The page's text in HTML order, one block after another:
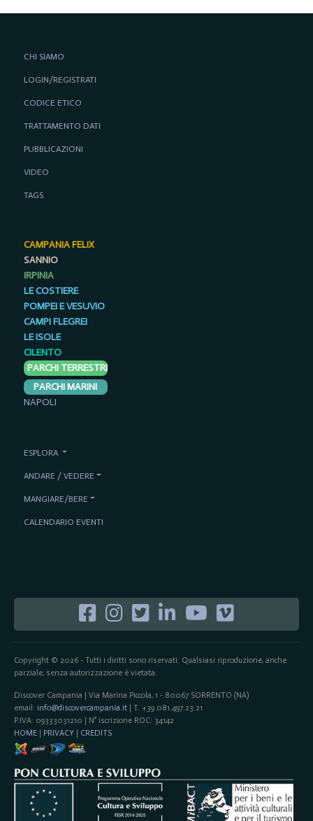
Copyright © 2026 - Tutti i diritti sono riservati. Qualsiasi riproduzione, anche
parziale, senza autorizzazione è vietata.
Discover Campania | Via Marina Piccola, 1 - 80067 SORRENTO (NA)
email: info@discovercampania.it| T. +39 081.497.23.21
P.IVA: 09333031210 | N° iscrizione ROC: 34142
HOME| PRIVACY | CREDITS
CHI SIAMO
LOGIN/REGISTRATI
CODICE ETICO
TRATTAMENTO DATI
PUBBLICAZIONI
VIDEO
TAGS
CAMPANIA FELIX
SANNIO
IRPINIA
LE COSTIERE
POMPEI E VESUVIO
CAMPI FLEGREI
LE ISOLE
CILENTO
PARCHI TERRESTRI
PARCHI MARINI
NAPOLI
ESPLORA
ANDARE / VEDERE
MANGIARE/BERE
CALENDARIO EVENTI